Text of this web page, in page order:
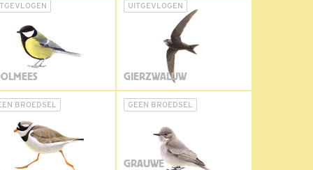
UITGEVLOGEN
GIERZWALUW
BROEDSEL GEEN BROEDSEL
GRAUWE